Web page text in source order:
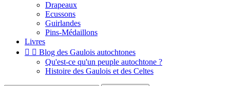
Drapeaux
Ecussons
Guirlandes
Pins-Médaillons
Livres
  Blog des Gaulois autochtones
Qu'est-ce qu'un peuple autochtone ?
Histoire des Gaulois et des Celtes